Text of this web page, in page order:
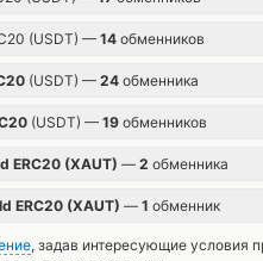
(USDT) — 14 обменников
(USDT) — 24 обменника
(USDT) — 19 обменников
ERC20 (XAUT) — 2 обменника
ERC20 (XAUT) — 1 обменник
, задав интересующие условия